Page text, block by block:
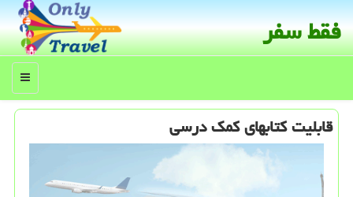
فقط سفر
منو
قابلیت كتابهای كمك درسی